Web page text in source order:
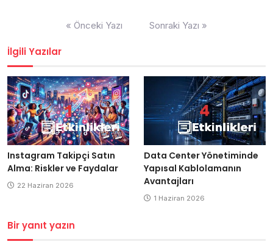
« Önceki Yazı Sonraki Yazı »
İlgili Yazılar
Instagram Takipçi Satın
Alma: Riskler ve Faydalar
22 Haziran 2026
Data Center Yönetiminde
Yapısal Kablolamanın
Avantajları
1 Haziran 2026
Bir yanıt yazın